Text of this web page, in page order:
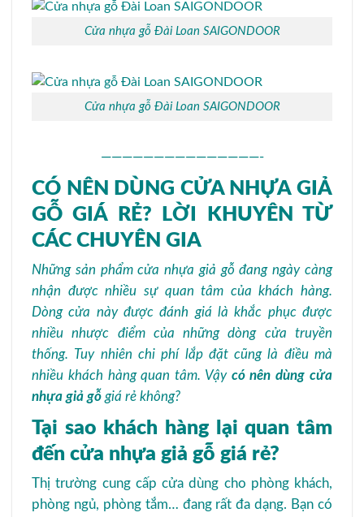
Cửa nhựa gỗ Đài Loan SAIGONDOOR
Cửa nhựa gỗ Đài Loan SAIGONDOOR
———————————————-
CÓ NÊN DÙNG CỬA NHỰA GIẢ
GỖ GIÁ RẺ? LỜI KHUYÊN TỪ
CÁC CHUYÊN GIA
Những sản phẩm cửa nhựa giả gỗ đang ngày càng
nhận được nhiều sự quan tâm của khách hàng.
Dòng cửa này được đánh giá là khắc phục được
nhiều nhược điểm của những dòng cửa truyền
thống. Tuy nhiên chi phí lắp đặt cũng là điều mà
nhiều khách hàng quan tâm. Vậy có nên dùng cửa
nhựa giả gỗ giá rẻ không?
Tại sao khách hàng lại quan tâm
đến cửa nhựa giả gỗ giá rẻ?
Thị trường cung cấp cửa dùng cho phòng khách,
phòng ngủ, phòng tắm… đang rất đa dạng. Bạn có